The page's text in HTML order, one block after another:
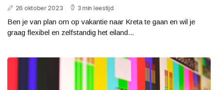
26 oktober 2023 3 min leestijd
Ben je van plan om op vakantie naar Kreta te gaan en wil je
graag flexibel en zelfstandig het eiland...